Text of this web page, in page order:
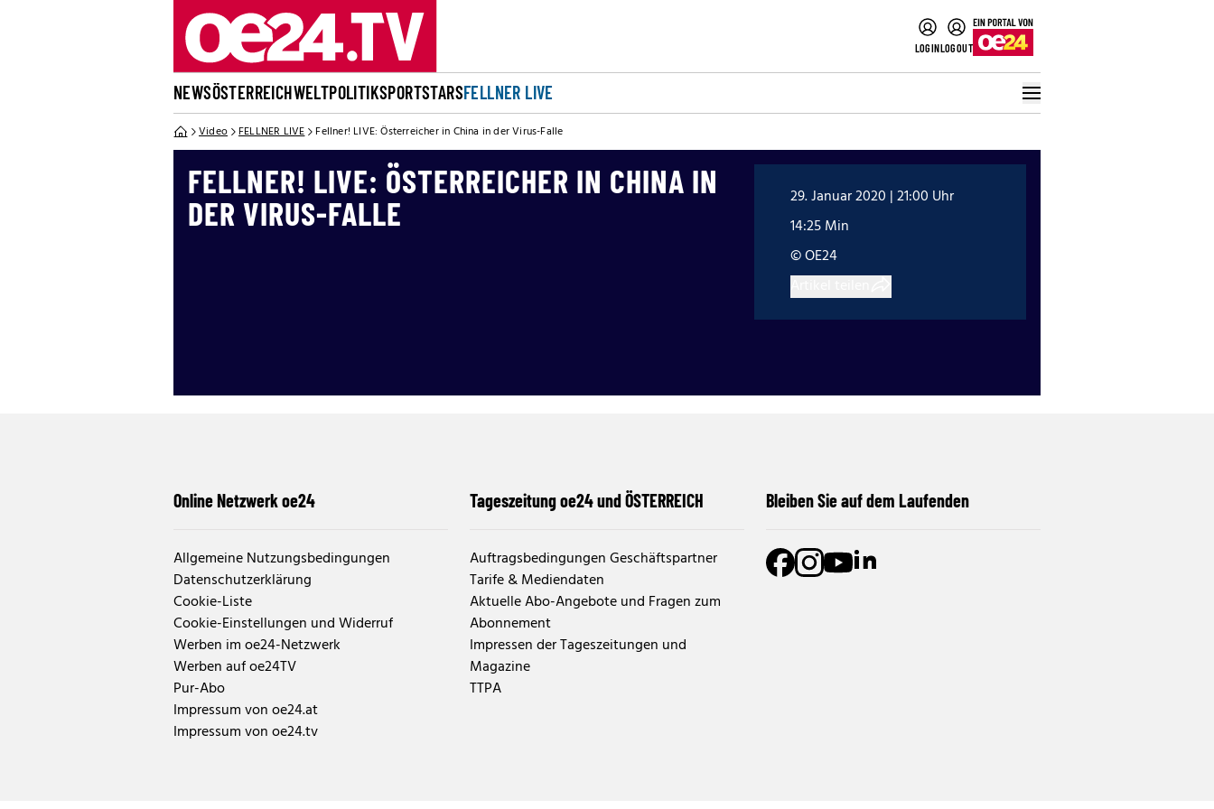
LOGINLOGOUT
NEWSÖSTERREICHWELTPOLITIKSPORTSTARSFELLNER LIVE
Video FELLNER LIVE Fellner! LIVE: Österreicher in China in der Virus-Falle
FELLNER! LIVE: ÖSTERREICHER IN CHINA IN
DER VIRUS-FALLE
29. Januar 2020 | 21:00 Uhr
14:25 Min
© OE24
Online Netzwerk oe24
Allgemeine Nutzungsbedingungen
Datenschutzerklärung
Cookie-Liste
Cookie-Einstellungen und Widerruf
Werben im oe24-Netzwerk
Werben auf oe24TV
Pur-Abo
Impressum von oe24.at
Impressum von oe24.tv
Tageszeitung oe24 und ÖSTERREICH
Auftragsbedingungen Geschäftspartner
Tarife & Mediendaten
Aktuelle Abo-Angebote und Fragen zum
Abonnement
Impressen der Tageszeitungen und
Magazine
TTPA
Bleiben Sie auf dem Laufenden